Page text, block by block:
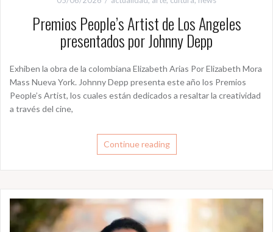
Premios People’s Artist de Los Angeles
presentados por Johnny Depp
Exhiben la obra de la colombiana Elizabeth Arias Por Elizabeth Mora
Mass Nueva York. Johnny Depp presenta este año los Premios
People’s Artist, los cuales están dedicados a resaltar la creatividad
a través del cine,
Continue reading